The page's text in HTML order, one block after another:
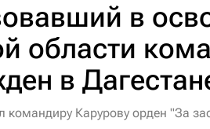
в
области
в
командиру Карурову орден "За